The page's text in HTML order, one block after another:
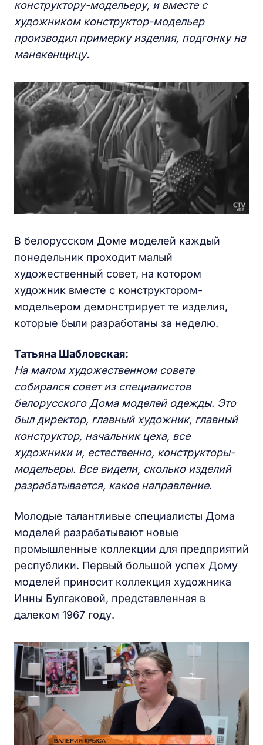
конструктору-модельеру, и вместе с
художником конструктор-модельер
производил примерку изделия, подгонку на
манекенщицу.
В белорусском Доме моделей каждый
понедельник проходит малый
художественный совет, на котором
художник вместе с конструктором-
модельером демонстрирует те изделия,
которые были разработаны за неделю.
Татьяна Шабловская:
На малом художественном совете
собирался совет из специалистов
белорусского Дома моделей одежды. Это
был директор, главный художник, главный
конструктор, начальник цеха, все
художники и, естественно, конструкторы-
модельеры. Все видели, сколько изделий
разрабатывается, какое направление.
Молодые талантливые специалисты Дома
моделей разрабатывают новые
промышленные коллекции для предприятий
республики. Первый большой успех Дому
моделей приносит коллекция художника
Инны Булгаковой, представленная в
далеком 1967 году.